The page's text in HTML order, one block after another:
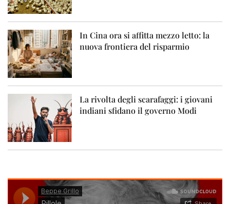
In Cina ora si affitta mezzo letto: la
nuova frontiera del risparmio
La rivolta degli scarafaggi: i giovani
indiani sfidano il governo Modi